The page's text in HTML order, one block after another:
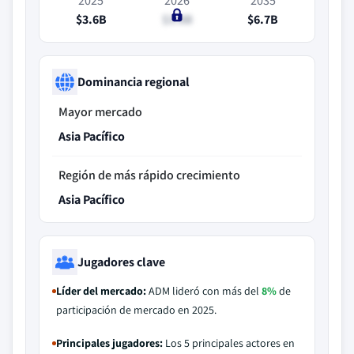
$3.6B
$3.8B
$6.7B
Dominancia regional
Mayor mercado
Asia Pacífico
Región de más rápido crecimiento
Asia Pacífico
Jugadores clave
Líder del mercado:ADM lideró con más del 8%de
participación de mercado en 2025.
Principales jugadores: Los 5 principales actores en